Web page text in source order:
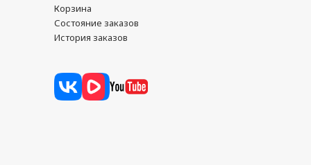
Корзина
Состояние заказов
История заказов